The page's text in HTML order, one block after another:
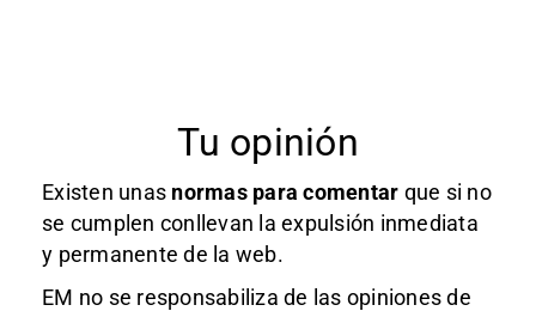
Tu opinión
Existen unas normas para comentar que si no
se cumplen conllevan la expulsión inmediata
y permanente de la web.
EM no se responsabiliza de las opiniones de